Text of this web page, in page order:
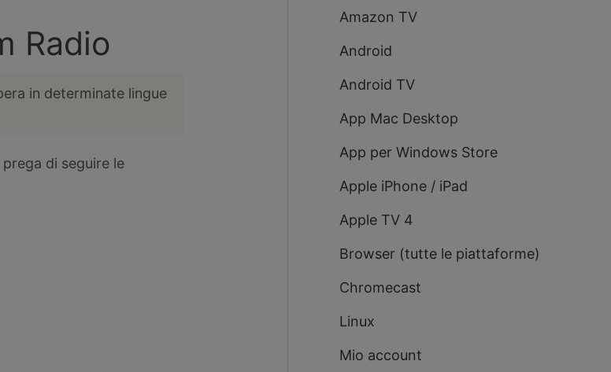
Radio
in determinate lingue
di seguire le
Amazon TV
Android
Android TV
App Mac Desktop
App per Windows Store
Apple iPhone / iPad
Apple TV 4
Browser (tutte le piattaforme)
Chromecast
Linux
Mio account